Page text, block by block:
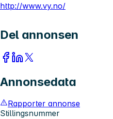
http://www.vy.no/
Del annonsen
Annonsedata
Rapporter annonse
Stillingsnummer